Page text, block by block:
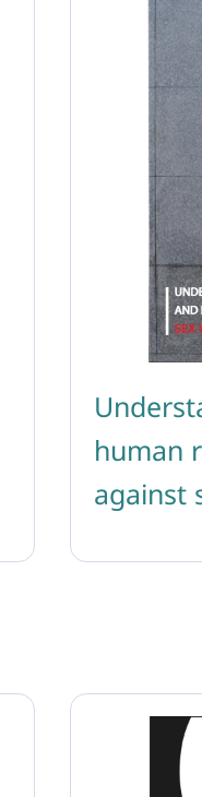
human
against sex workers in